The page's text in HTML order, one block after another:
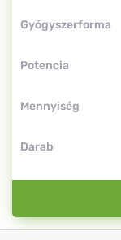
Gyógyszerforma
Potencia
Mennyiség
Darab